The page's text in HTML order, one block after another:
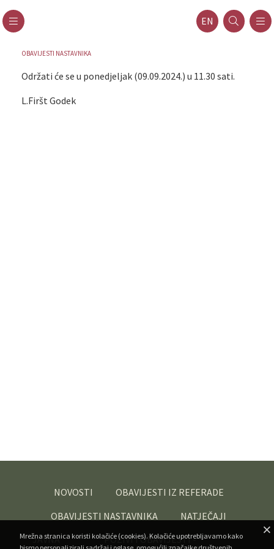
EN
OBAVIJESTI NASTAVNIKA
Održati će se u ponedjeljak (09.09.2024.) u 11.30 sati.
L.Firšt Godek
NOVOSTI
OBAVIJESTI IZ REFERADE
OBAVIJESTI NASTAVNIKA
NATJEČAJI
JAVNA
POZIVI I OBAVIJESTI -
Mrežna stranica koristi kolačiće (cookies). Kolačiće upotrebljavamo kako